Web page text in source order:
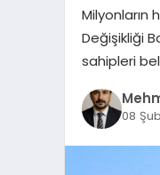
Milyonların
Değişikliği
sahipleri
08